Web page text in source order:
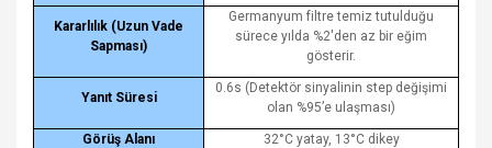
Kararlılık (Uzun Vade
Sapması)
Germanyum filtre temiz tutulduğu
sürece yılda %2'den az bir eğim
gösterir.
Yanıt Süresi
0.6s (Detektör sinyalinin step değişimi
olan %95’e ulaşması)
Görüş Alanı 32°C yatay, 13°C dikey